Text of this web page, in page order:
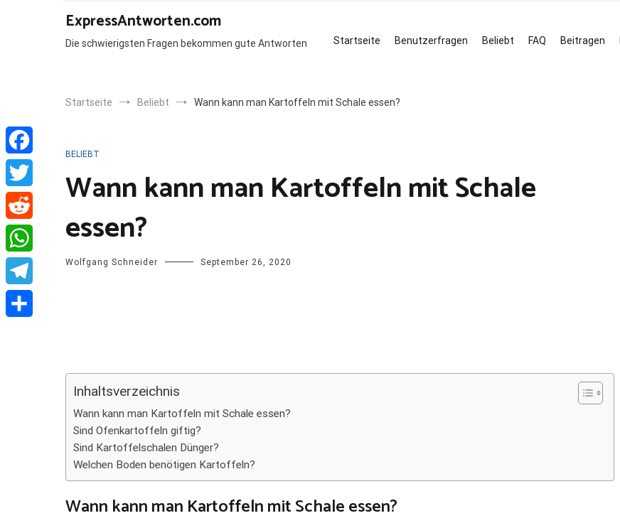
ExpressAntworten.com
Die schwierigsten Fragen bekommen gute Antworten Startseite Benutzerfragen Beliebt FAQ Beitragen
Startseite Beliebt Wann kann man Kartoffeln mit Schale essen?
BELIEBT
Wann kann man Kartoffeln mit Schale
essen?
Wolfgang Schneider September 26, 2020
Inhaltsverzeichnis
Wann kann man Kartoffeln mit Schale essen?
Sind Ofenkartoffeln giftig?
Sind Kartoffelschalen Dünger?
Welchen Boden benötigen Kartoffeln?
Wann kann man Kartoffeln mit Schale essen?
Facebook
Twitter
Reddit
WhatsApp
Telegram